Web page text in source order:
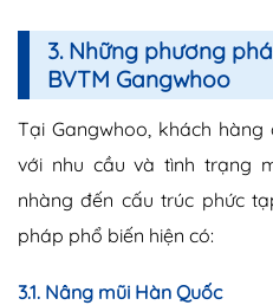
3. Những phương
BVTM Gangwhoo
Tại Gangwhoo, khách
với nhu cầu và tình trạng
nhàng đến cấu trúc phức
pháp phổ biến hiện có:
3.1. Nâng mũi Hàn Quốc